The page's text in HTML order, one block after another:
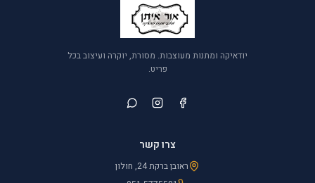
יודאיקה ומתנות מעוצבות. מסורת, יוקרה ועיצוב בכל
פריט.
צרו קשר
ראובן ברקת 24, חולון